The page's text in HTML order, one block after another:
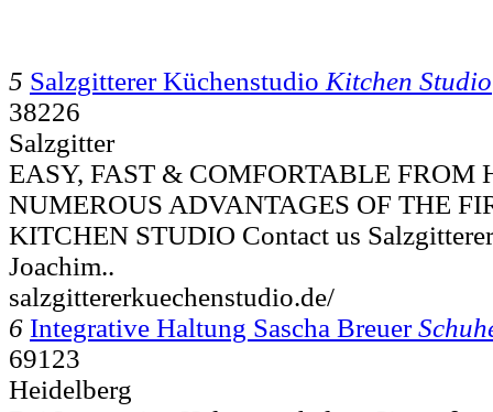
5 Salzgitterer Küchenstudio Kitchen Studio
38226
Salzgitter
EASY, FAST & COMFORTABLE FROM
NUMEROUS ADVANTAGES OF THE
KITCHEN STUDIO Contact us
Joachim..
salzgittererkuechenstudio.de/
6 Integrative Haltung Sascha Breuer
69123
Heidelberg